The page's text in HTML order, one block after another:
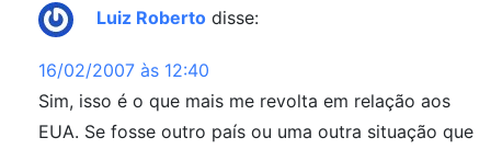
Luiz Roberto disse:
16/02/2007 às 12:40
Sim, isso é o que mais me revolta em relação aos
EUA. Se fosse outro país ou uma outra situação que